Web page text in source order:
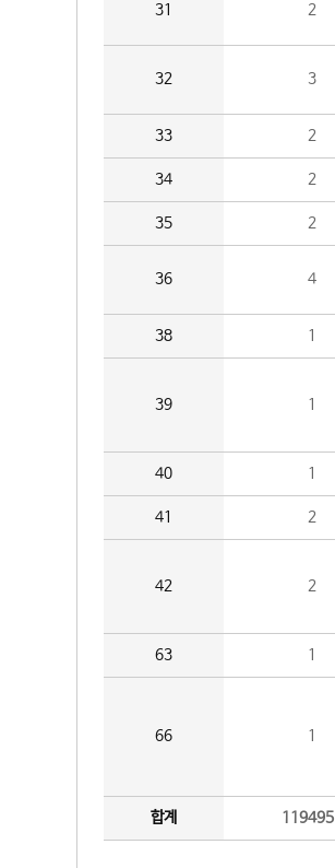
31 2
32 3
33 2
34 2
35 2
36 4
38 1
39 1
40 1
41 2
42 2
63 1
66 1
합계